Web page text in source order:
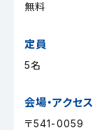
無料
定員
5名
会場・アクセス
〒541-0059